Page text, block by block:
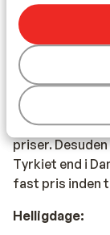
Transport:
Det er nemt og
minibusser,
kører til, og
Du betaler
som helst på
mellem
priser.
Tyrkiet end i
fast pris inden
Helligdage: